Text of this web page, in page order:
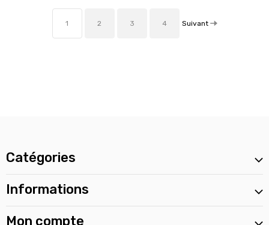
1 2 3 4 Suivant
Catégories
Informations
Mon compte